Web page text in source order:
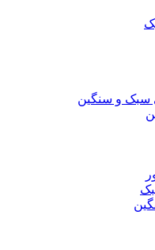
سبک و سنگین